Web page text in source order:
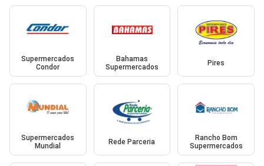
Supermercados
Condor
Bahamas
Supermercados
Pires
Supermercados
Mundial
Rede Parceria
Rancho Bom
Supermercados